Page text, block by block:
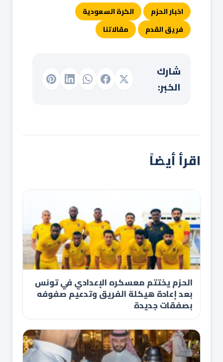
اخبار الحزم
الكرة السعودية
فريق القدم
مقالاتنا
شارك
الخبر:
اقرأ أيضاً
الحزم يختتم معسكره الإعدادي في تونس
بعد إعادة هيكلة الفريق وتدعيم صفوفه
بصفقات جديدة